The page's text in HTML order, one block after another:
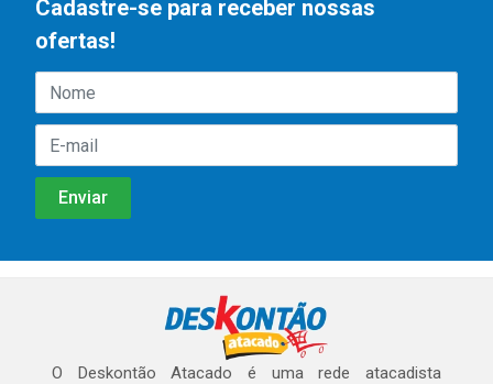
Cadastre-se para receber nossas
ofertas!
O Deskontão Atacado é uma rede atacadista